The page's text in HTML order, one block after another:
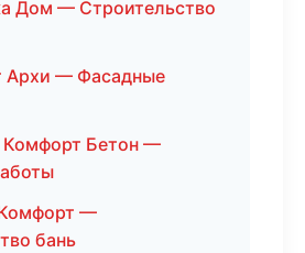
Дом — Строительство
Архи — Фасадные
Комфорт Бетон —
—
бань